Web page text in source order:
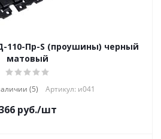
110-Пр-S (проушины) черный
матовый
(5) Артикул: и041
руб./шт